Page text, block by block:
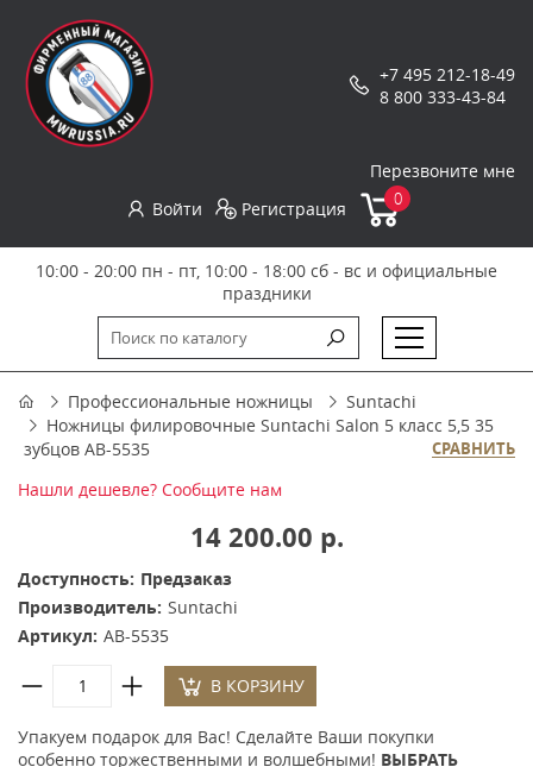
+7 495 212-18-49
8 800 333-43-84
Перезвоните мне
Войти
Регистрация 0
10:00 - 20:00 пн - пт, 10:00 - 18:00 сб - вс и официальные
праздники
Профессиональные ножницы
Suntachi
Ножницы филировочные Suntachi Salon 5 класс 5,5 35
зубцов AB-5535
СРАВНИТЬ
Нашли дешевле? Сообщите нам
14 200.00 р.
Доступность: Предзаказ
Производитель: Suntachi
Артикул: AB-5535
В КОРЗИНУ
Упакуем подарок для Вас! Сделайте Ваши покупки
особенно торжественными и волшебными! ВЫБРАТЬ